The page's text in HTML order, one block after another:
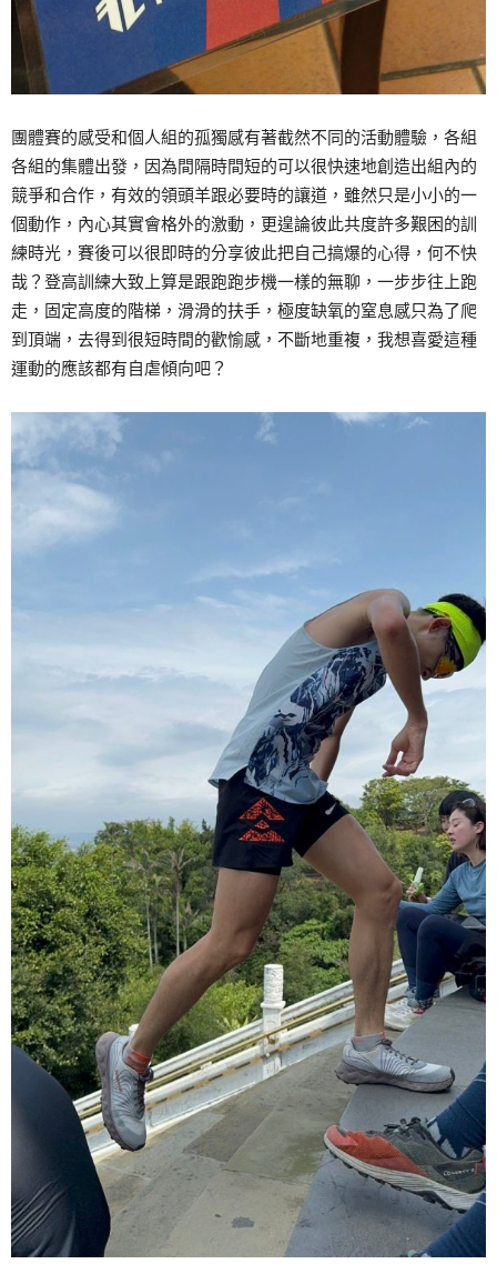
團體賽的感受和個人組的孤獨感有著截然不同的活動體驗，各組
各組的集體出發，因為間隔時間短的可以很快速地創造出組內的
競爭和合作，有效的領頭羊跟必要時的讓道，雖然只是小小的一
個動作，內心其實會格外的激動，更遑論彼此共度許多艱困的訓
練時光，賽後可以很即時的分享彼此把自己搞爆的心得，何不快
哉？登高訓練大致上算是跟跑跑步機一樣的無聊，一步步往上跑
走，固定高度的階梯，滑滑的扶手，極度缺氧的窒息感只為了爬
到頂端，去得到很短時間的歡愉感，不斷地重複，我想喜愛這種
運動的應該都有自虐傾向吧？